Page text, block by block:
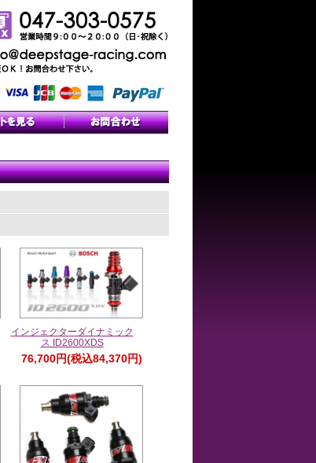
インジェクターダイナミック
ス ID2600XDS
76,700円(税込84,370円)